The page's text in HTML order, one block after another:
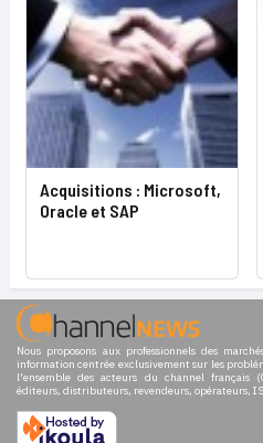
Acquisitions : Microsoft,
Oracle et SAP
Nous proposons aux professionnels des
information centrée exclusivement sur les
l'ensemble des acteurs du channel français
éditeurs, distributeurs, revendeurs, opérateurs,